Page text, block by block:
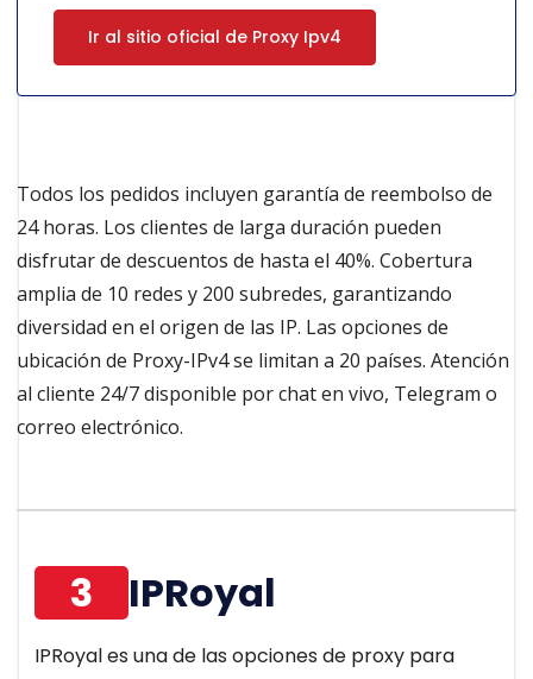
Ir al sitio oficial de Proxy Ipv4
Todos los pedidos incluyen garantía de reembolso de
24 horas. Los clientes de larga duración pueden
disfrutar de descuentos de hasta el 40%. Cobertura
amplia de 10 redes y 200 subredes, garantizando
diversidad en el origen de las IP. Las opciones de
ubicación de Proxy-IPv4 se limitan a 20 países. Atención
al cliente 24/7 disponible por chat en vivo, Telegram o
correo electrónico.
3 IPRoyal
IPRoyal es una de las opciones de proxy para